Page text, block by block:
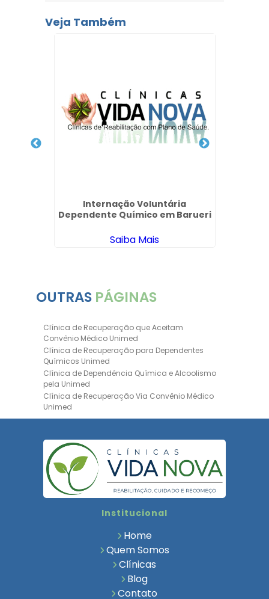
Veja Também
Internação Voluntária
Dependente Químico em Barueri
Saiba Mais
OUTRAS PÁGINAS
Clínica de Recuperação que Aceitam
Convênio Médico Unimed
Clínica de Recuperação para Dependentes
Químicos Unimed
Clínica de Dependência Química e Alcoolismo
pela Unimed
Clínica de Recuperação Via Convênio Médico
Unimed
Clínica de Recuperação Convênio Bradesco
Bradesco Saúde
Hospital Psiquiátrico para Dependentes
Químicos Unimed
Internação Unimed para Dependentes
Químicos
Bradesco Saúde
Clinica de Recuperação de Dependentes
Tratamento para Dependência Química e
Institucional
Home
Quem Somos
Clínicas
Blog
Contato